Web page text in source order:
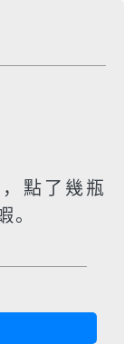
點了幾瓶
。